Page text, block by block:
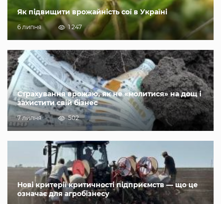
Як підвищити врожайність сої в Україні
6 липня 1 247
Страхування врожаю, як не «молитися» на дощ і
захистити свій бізнес
7 липня 502
Нові критерії критичності підприємств — що це
означає для агробізнесу